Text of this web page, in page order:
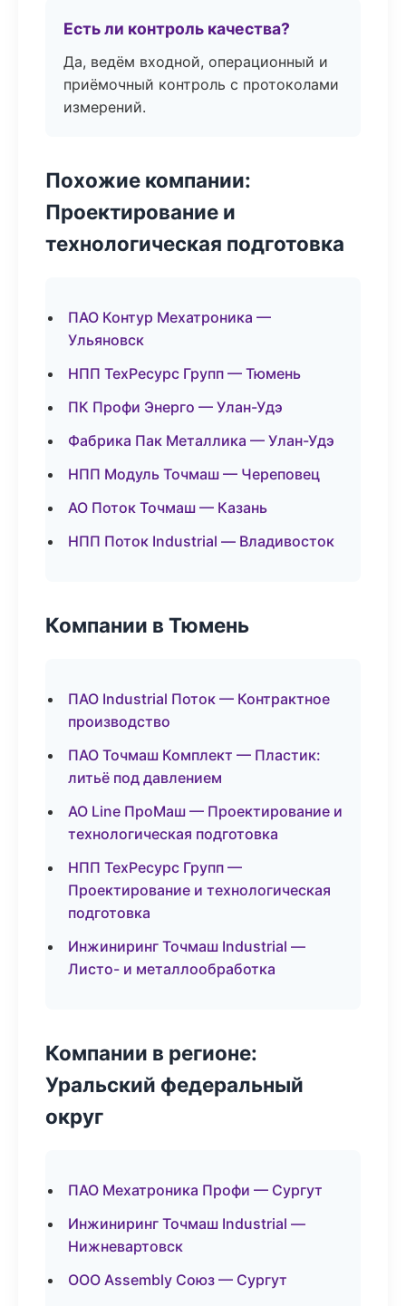
Есть ли контроль качества?
Да, ведём входной, операционный и
приёмочный контроль с протоколами
измерений.
Похожие компании:
Проектирование и
технологическая подготовка
ПАО Контур Мехатроника —
Ульяновск
НПП ТехРесурс Групп — Тюмень
ПК Профи Энерго — Улан-Удэ
Фабрика Пак Металлика — Улан-Удэ
НПП Модуль Точмаш — Череповец
АО Поток Точмаш — Казань
НПП Поток Industrial — Владивосток
Компании в Тюмень
ПАО Industrial Поток — Контрактное
производство
ПАО Точмаш Комплект — Пластик:
литьё под давлением
АО Line ПроМаш — Проектирование и
технологическая подготовка
НПП ТехРесурс Групп —
Проектирование и технологическая
подготовка
Инжиниринг Точмаш Industrial —
Листо- и металлообработка
Компании в регионе:
Уральский федеральный
округ
ПАО Мехатроника Профи — Сургут
Инжиниринг Точмаш Industrial —
Нижневартовск
ООО Assembly Союз — Сургут